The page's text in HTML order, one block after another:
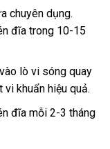
chuyên dụng.
đĩa trong 10-15
lò vi sóng quay
khuẩn hiệu quả.
đĩa mỗi 2-3 tháng